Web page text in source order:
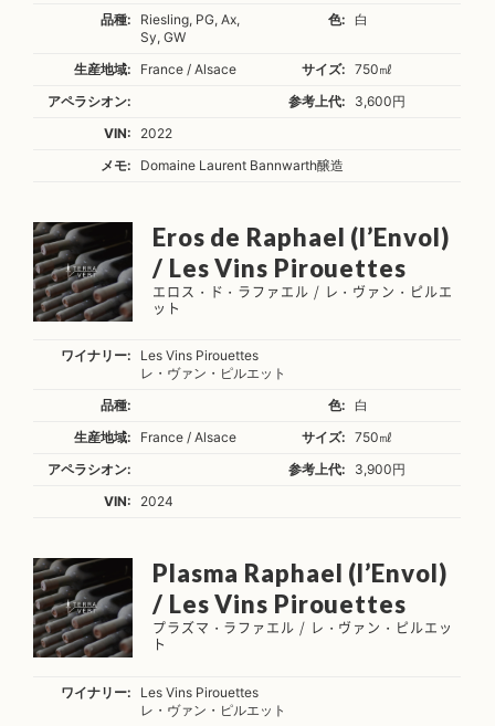
品種:
Riesling, PG, Ax,
Sy, GW
色: 白
生産地域: France / Alsace サイズ:
750㎖
アペラシオン:
参考上代:
3,600円
VIN:
2022
メモ:
Domaine Laurent Bannwarth醸造
Eros de Raphael (l’Envol)
/ Les Vins Pirouettes
エロス・ド・ラファエル / レ・ヴァン・ピルエ
ット
ワイナリー:
Les Vins Pirouettes
レ・ヴァン・ピルエット
品種:
色:
白
生産地域:
France / Alsace サイズ:
750㎖
アペラシオン:
参考上代:
3,900円
VIN:
2024
Plasma Raphael (l’Envol)
/ Les Vins Pirouettes
プラズマ・ラファエル / レ・ヴァン・ピルエッ
ト
ワイナリー:
Les Vins Pirouettes
レ・ヴァン・ピルエット